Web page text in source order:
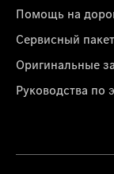
Помощь на
Сервисный пакет
Оригинальные
Руководства по